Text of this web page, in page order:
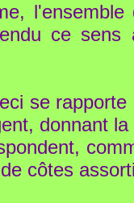
ce
se
donnant
côtes